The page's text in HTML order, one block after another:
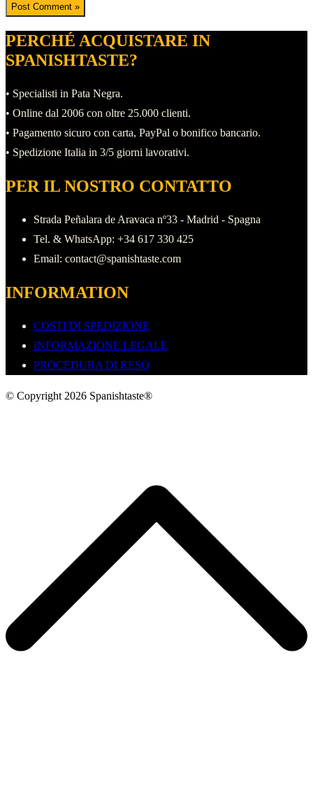
PERCHÉ ACQUISTARE IN
SPANISHTASTE?
• Specialisti in Pata Negra.
• Online dal 2006 con oltre 25.000 clienti.
• Pagamento sicuro con carta, PayPal o bonifico bancario.
• Spedizione Italia in 3/5 giorni lavorativi.
PER IL NOSTRO CONTATTO
Strada Peñalara de Aravaca nº33 - Madrid - Spagna
Tel. & WhatsApp: +34 617 330 425
Email: contact@spanishtaste.com
INFORMATION
COSTI DI SPEDIZIONE
INFORMAZIONE LEGALE
PROCEDURA DI RESO
© Copyright 2026 Spanishtaste®